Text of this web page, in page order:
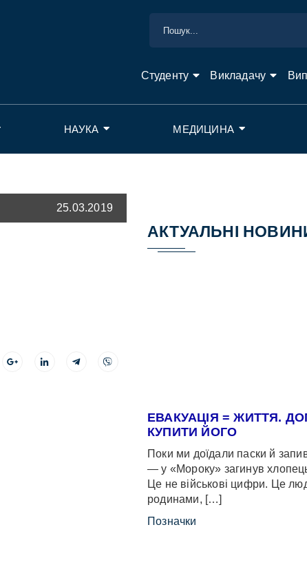
Студенту Викладачу
НАУКА МЕДИЦИНА
25.03.2019
АКТУАЛЬНІ
ЕВАКУАЦІЯ = ЖИТТЯ.
КУПИТИ ЙОГО
Поки ми доїдали паски й
— у «Мороку» загинув
Це не військові цифри. Це
родинами, […]
Позначки